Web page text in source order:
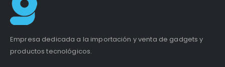
Empresa dedicada a la importación y venta de gadgets y
productos tecnológicos.